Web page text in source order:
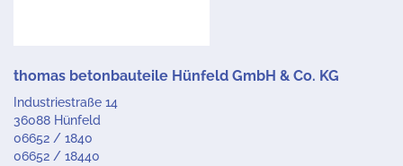
thomas betonbauteile Hünfeld GmbH & Co. KG
Industriestraße 14
36088 Hünfeld
06652 / 1840
06652 / 18440